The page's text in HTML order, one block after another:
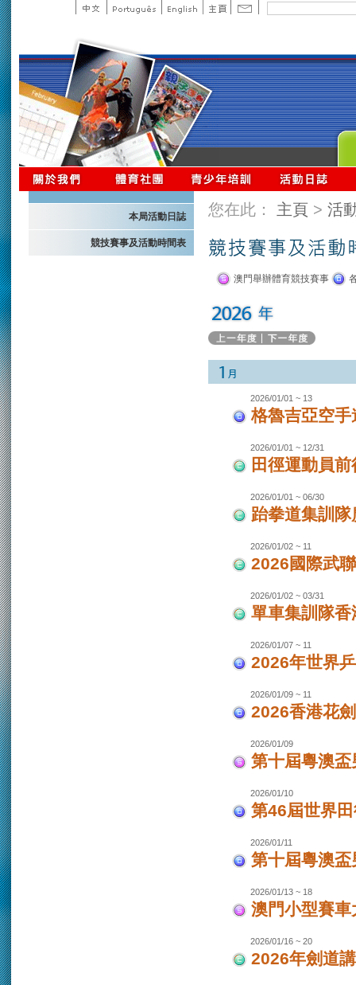
本局活動日誌
競技賽事及活動時間表
您在此： 主頁 > 活
澳門舉辦體育競技賽事
2026/01/01 ~ 13
格魯吉亞空
2026/01/01 ~ 12/31
田徑運動員
2026/01/01 ~ 06/30
跆拳道集訓
2026/01/02 ~ 11
2026國際武
2026/01/02 ~ 03/31
單車集訓隊
2026/01/07 ~ 11
2026年世界
2026/01/09 ~ 11
2026香港花
2026/01/09
第十屆粵澳
2026/01/10
第46屆世界
2026/01/11
第十屆粵澳
2026/01/13 ~ 18
澳門小型賽
2026/01/16 ~ 20
2026年劍道